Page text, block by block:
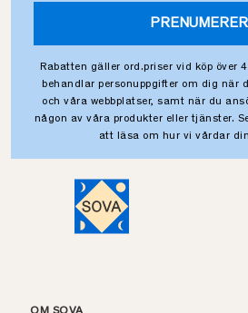
Rabatten gäller ord.priser vid köp över
behandlar personuppgifter om dig när
och våra webbplatser, samt när du
någon av våra produkter eller tjänster.
att läsa om hur vi vårdar